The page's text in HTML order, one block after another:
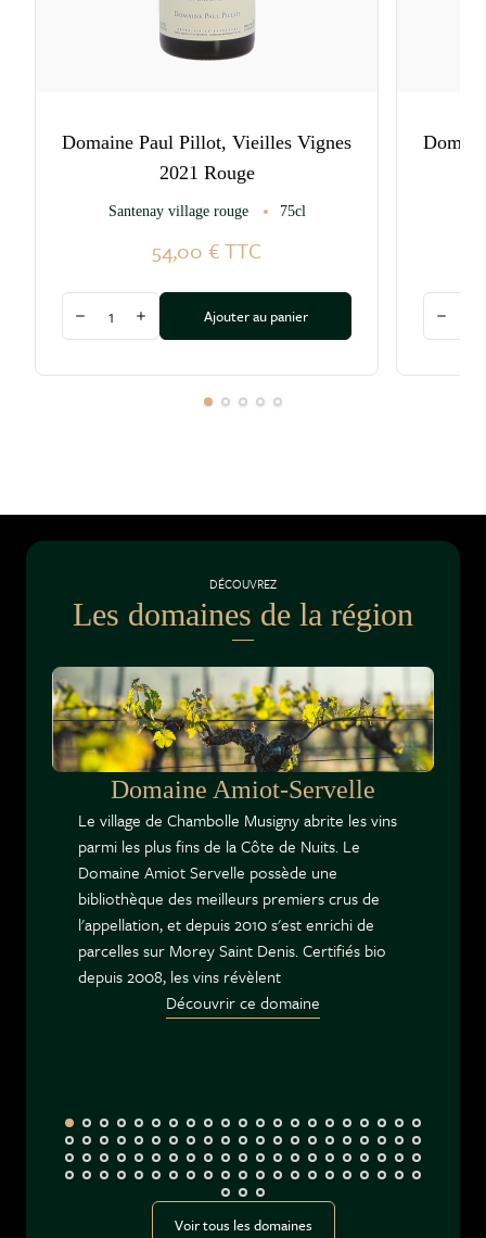
Domaine Paul Pillot, Vieilles Vignes
2021 Rouge
Santenay village rouge 75cl
54,00 €TTC
Diminuer la quantité
Augmenter la quantité
Ajouter au panier
DÉCOUVREZ
Les domaines de la région
Domaine Amiot-Servelle
Le village de Chambolle Musigny abrite les vins
parmi les plus fins de la Côte de Nuits. Le
Domaine Amiot Servelle possède une
bibliothèque des meilleurs premiers crus de
l'appellation, et depuis 2010 s'est enrichi de
parcelles sur Morey Saint Denis. Certifiés bio
depuis 2008, les vins révèlent
Découvrir ce domaine
Voir tous les domaines